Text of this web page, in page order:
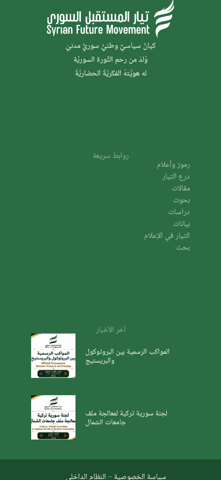
كيانٌ سياسيٌّ وطنيٌّ سوريٌّ مدنيّ
وُلدَ من رحم الثَّورة السوريَّة
له هويَّتهُ الفكريَّةُ الحضاريَّةُ
روابط سريعة
رموز وأعلام
درع التيار
مقالات
بحوث
دراسات
بيانات
التيار في الإعلام
بحث
آخر الأخبار
المواكب الرسمية بين البروتوكول
والبريستيج
لجنة سورية تركية لمعالجة ملف
جامعات الشمال
سياسة الخصوصية – النظام الداخلي